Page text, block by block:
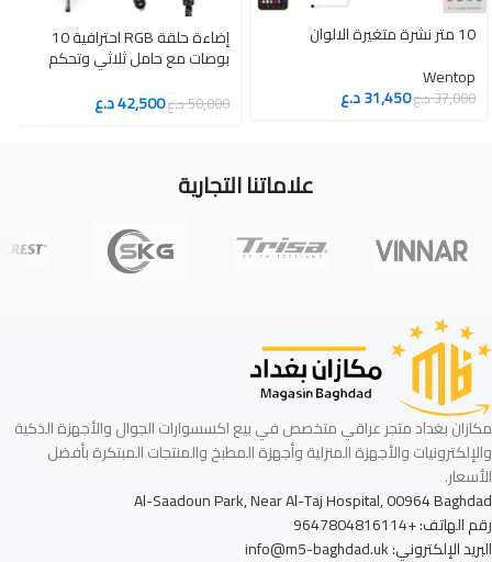
10 متر نشرة متغيرة الالوان
Wentop
37,000د.ع31,450د.ع
إضاءة حلقة RGB احترافية 10
بوصات مع حامل ثلاثي وتحكم
50,000د.ع42,500د.ع
علاماتنا التجارية
مكازان بغداد متجر عراقي متخصص في بيع اكسسوارات الجوال والأجهزة الذكية
والإلكترونيات والأجهزة المنزلية وأجهزة المطبخ والمنتجات المبتكرة بأفضل
الأسعار.
Al-Saadoun Park, Near Al-Taj Hospital, 00964 Baghdad
رقم الهاتف: +9647804816114
البريد الإلكتروني: info@m5-baghdad.uk